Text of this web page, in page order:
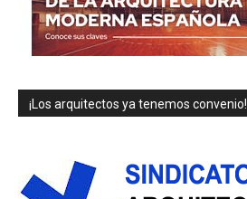
¡Los arquitectos ya tenemos convenio!